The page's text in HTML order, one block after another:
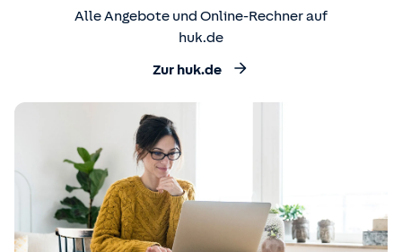
Alle Angebote und Online-Rechner auf
huk.de
Zur huk.de